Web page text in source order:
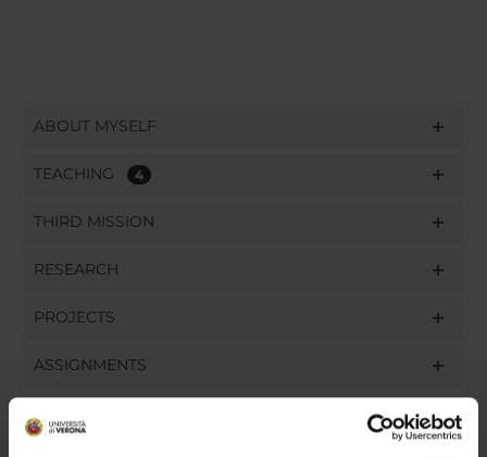
ABOUT MYSELF
TEACHING 4
THIRD MISSION
RESEARCH
PROJECTS
ASSIGNMENTS